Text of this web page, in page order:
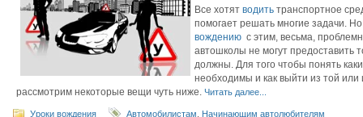
Все хотят водить транспортное
помогает решать многие задачи.
вождению с этим, весьма,
автошколы не могут предоставить
должны. Для того чтобы понять
необходимы и как выйти из той
рассмотрим некоторые вещи чуть ниже. Читать далее...
Уроки вождения Автомобилистам Начинающим автолюбителям